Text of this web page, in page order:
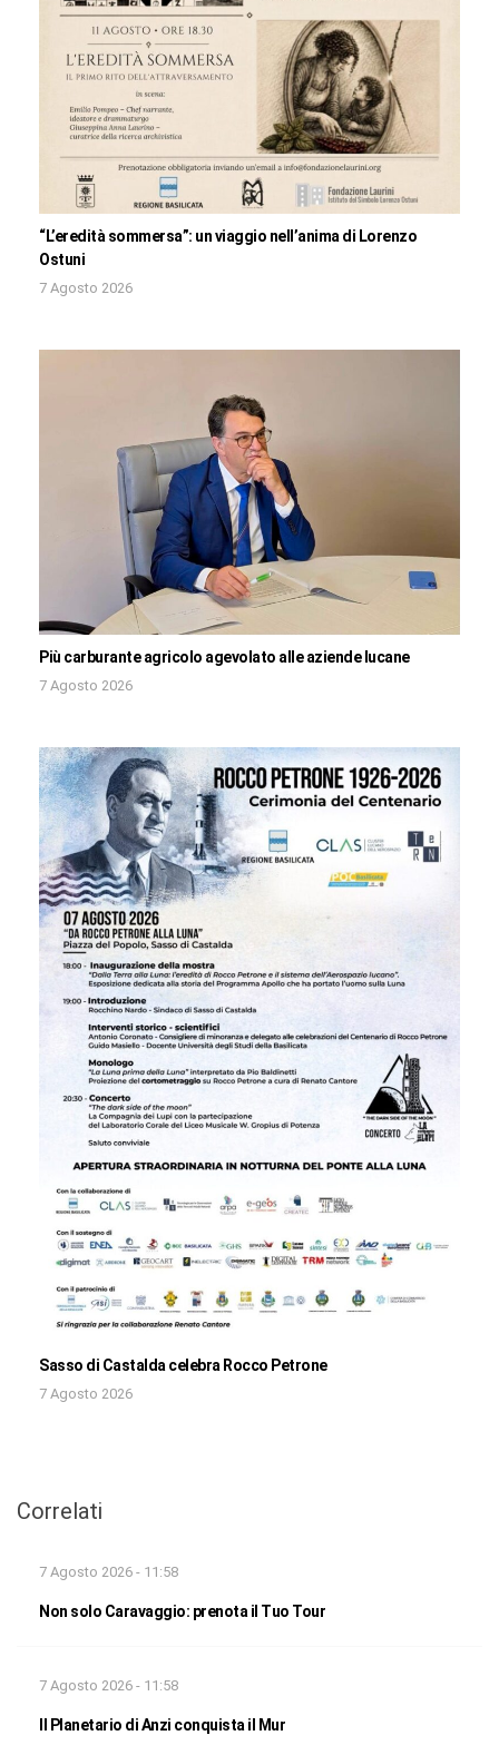
“L’eredità sommersa”: un viaggio nell’anima di Lorenzo
Ostuni
7 Agosto 2026
Più carburante agricolo agevolato alle aziende lucane
7 Agosto 2026
Sasso di Castalda celebra Rocco Petrone
7 Agosto 2026
Correlati
7 Agosto 2026 - 11:58
Non solo Caravaggio: prenota il Tuo Tour
7 Agosto 2026 - 11:58
Il Planetario di Anzi conquista il Mur